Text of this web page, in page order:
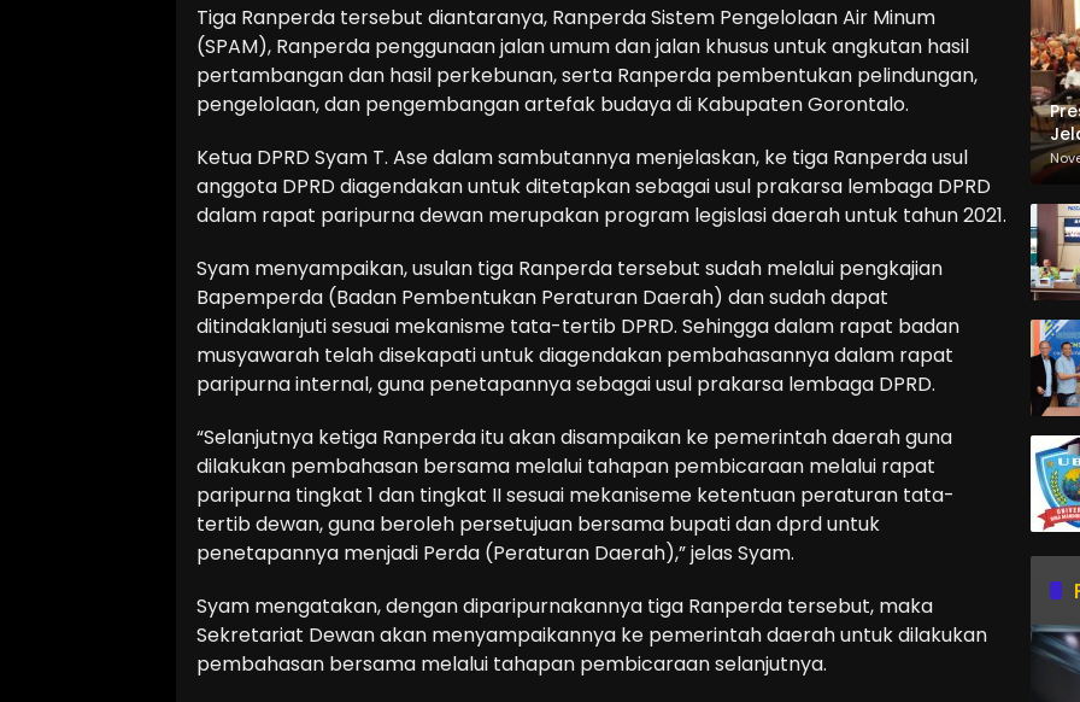
Tiga Ranperda tersebut diantaranya, Ranperda Sistem Pengelolaan Air Minum
(SPAM), Ranperda penggunaan jalan umum dan jalan khusus untuk angkutan hasil
pertambangan dan hasil perkebunan, serta Ranperda pembentukan pelindungan,
pengelolaan, dan pengembangan artefak budaya di Kabupaten Gorontalo.
Ketua DPRD Syam T. Ase dalam sambutannya menjelaskan, ke tiga Ranperda usul
anggota DPRD diagendakan untuk ditetapkan sebagai usul prakarsa lembaga DPRD
dalam rapat paripurna dewan merupakan program legislasi daerah untuk tahun 2021.
Syam menyampaikan, usulan tiga Ranperda tersebut sudah melalui pengkajian
Bapemperda (Badan Pembentukan Peraturan Daerah) dan sudah dapat
ditindaklanjuti sesuai mekanisme tata-tertib DPRD. Sehingga dalam rapat badan
musyawarah telah disekapati untuk diagendakan pembahasannya dalam rapat
paripurna internal, guna penetapannya sebagai usul prakarsa lembaga DPRD.
“Selanjutnya ketiga Ranperda itu akan disampaikan ke pemerintah daerah guna
dilakukan pembahasan bersama melalui tahapan pembicaraan melalui rapat
paripurna tingkat 1 dan tingkat II sesuai mekaniseme ketentuan peraturan tata-
tertib dewan, guna beroleh persetujuan bersama bupati dan dprd untuk
penetapannya menjadi Perda (Peraturan Daerah),” jelas Syam.
Syam mengatakan, dengan diparipurnakannya tiga Ranperda tersebut, maka
Sekretariat Dewan akan menyampaikannya ke pemerintah daerah untuk dilakukan
pembahasan bersama melalui tahapan pembicaraan selanjutnya.